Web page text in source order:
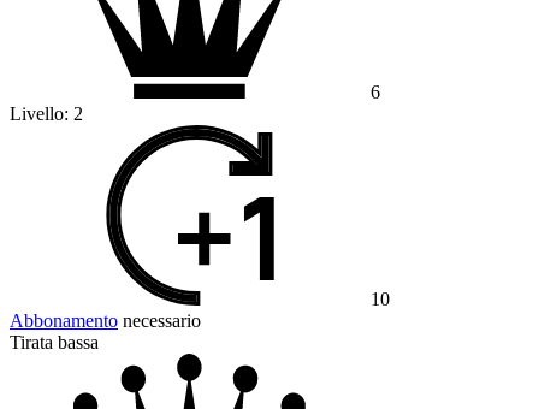
6
Livello: 2
10
Abbonamento necessario
Tirata bassa